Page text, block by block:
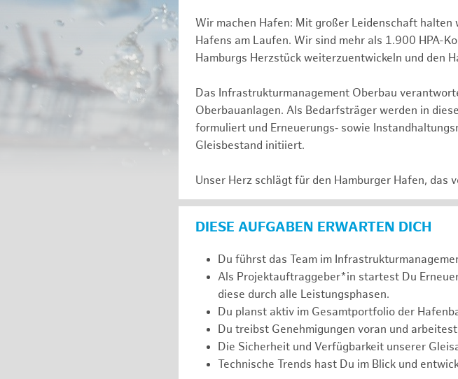
Wir machen Hafen: Mit großer Leidenschaft
Hafens am Laufen. Wir sind mehr als 1.900 HPA-
Hamburgs Herzstück weiterzuentwickeln und den
Das Infrastrukturmanagement Oberbau
Oberbauanlagen. Als Bedarfsträger werden in
formuliert und Erneuerungs‑ sowie
Gleisbestand initiiert.
Unser Herz schlägt für den Hamburger Hafen, das
DIESE AUFGABEN ERWARTEN DICH
Du führst das Team im
Als Projektauftraggeber*in startest Du
diese durch alle Leistungsphasen.
Du planst aktiv im Gesamtportfolio der
Du treibst Genehmigungen voran und
Die Sicherheit und Verfügbarkeit unserer
Technische Trends hast Du im Blick und